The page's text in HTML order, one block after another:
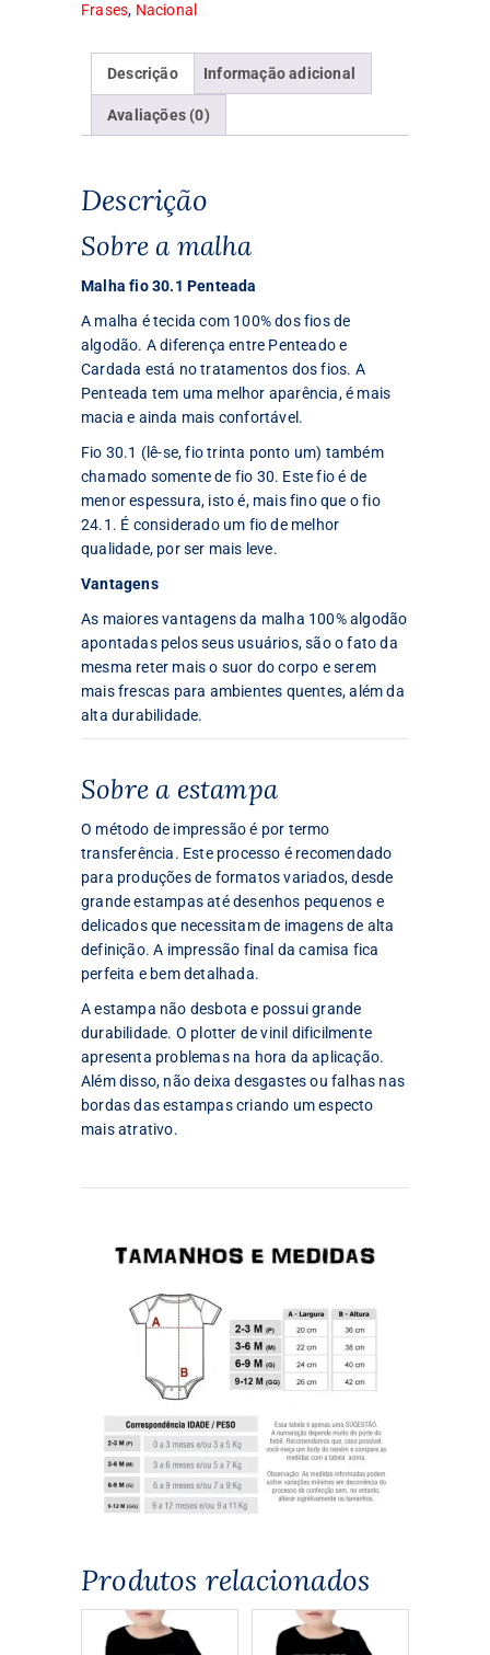
Grosso
quantidade
Frases, Nacional
Descrição Informação adicional
Avaliações (0)
Descrição
Sobre a malha
Malha fio 30.1 Penteada
A malha é tecida com 100% dos fios de
algodão. A diferença entre Penteado e
Cardada está no tratamentos dos fios. A
Penteada tem uma melhor aparência, é mais
macia e ainda mais confortável.
Fio 30.1 (lê-se, fio trinta ponto um) também
chamado somente de fio 30. Este fio é de
menor espessura, isto é, mais fino que o fio
24.1. É considerado um fio de melhor
qualidade, por ser mais leve.
Vantagens
As maiores vantagens da malha 100% algodão
apontadas pelos seus usuários, são o fato da
mesma reter mais o suor do corpo e serem
mais frescas para ambientes quentes, além da
alta durabilidade.
Sobre a estampa
O método de impressão é por termo
transferência. Este processo é recomendado
para produções de formatos variados, desde
grande estampas até desenhos pequenos e
delicados que necessitam de imagens de alta
definição. A impressão final da camisa fica
perfeita e bem detalhada.
A estampa não desbota e possui grande
durabilidade. O plotter de vinil dificilmente
apresenta problemas na hora da aplicação.
Além disso, não deixa desgastes ou falhas nas
bordas das estampas criando um especto
mais atrativo.
Produtos relacionados